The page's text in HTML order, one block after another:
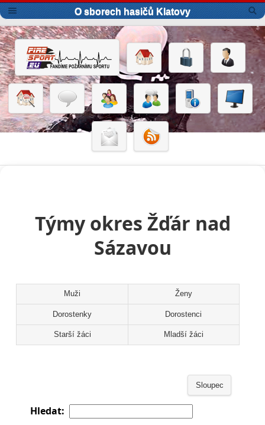
O sborech hasičů Klatovy
Týmy okres Žďár nad
Sázavou
Muži Ženy
Dorostenky Dorostenci
Starší žáci Mladší žáci
Sloupec
Hledat: